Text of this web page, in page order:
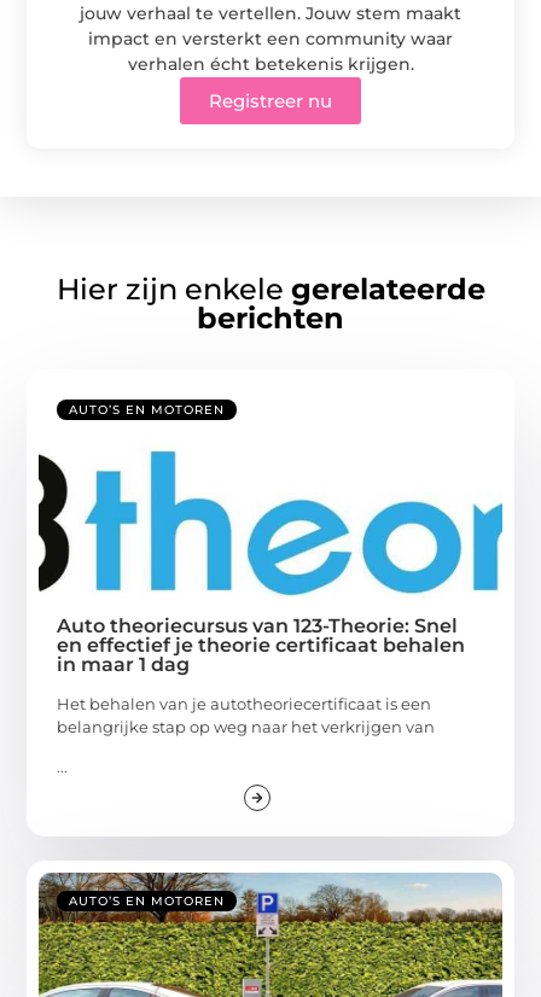
jouw verhaal te vertellen. Jouw stem maakt
impact en versterkt een community waar
verhalen écht betekenis krijgen.
Registreer nu
Hier zijn enkele gerelateerde
berichten
AUTO’S EN MOTOREN
Auto theoriecursus van 123-Theorie: Snel
en effectief je theorie certificaat behalen
in maar 1 dag
Het behalen van je autotheoriecertificaat is een
belangrijke stap op weg naar het verkrijgen van
...
AUTO’S EN MOTOREN